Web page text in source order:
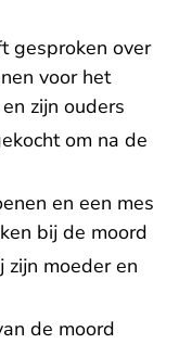
gesproken over
voor het
zijn ouders
om na de
en een mes
bij de moord
moeder en
de moord